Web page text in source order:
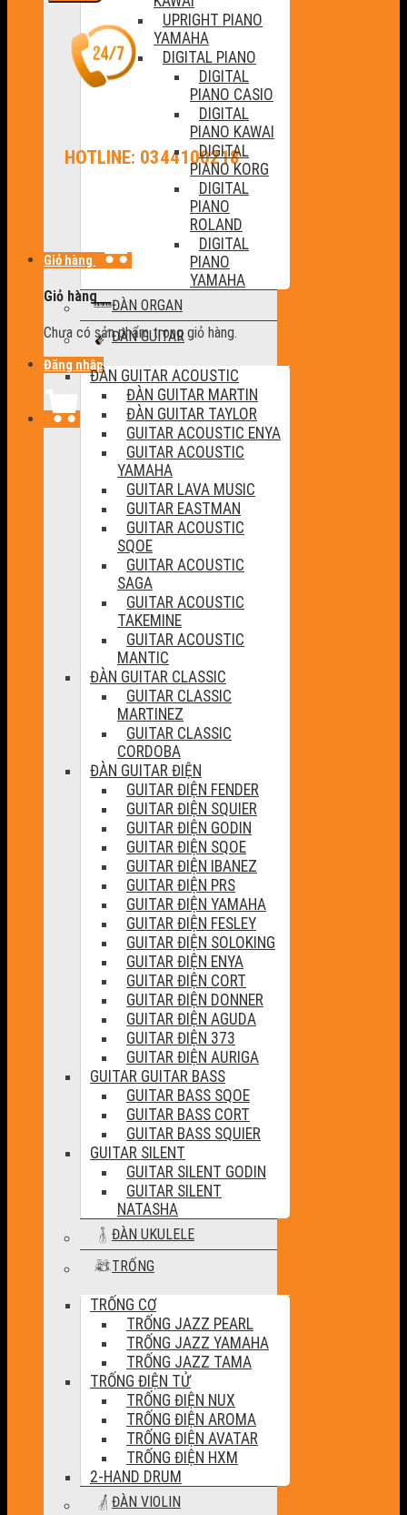
HOTLINE: 0344100218
Giỏ hàng
Giỏ hàng
Chưa có sản phẩm trong giỏ hàng.
Đăng nhập
UPRIGHT PIANO
YAMAHA
DIGITAL PIANO
DIGITAL
PIANO CASIO
DIGITAL
PIANO KAWAI
DIGITAL
PIANO KORG
DIGITAL
PIANO
ROLAND
DIGITAL
PIANO
YAMAHA
ĐÀN ORGAN
ĐÀN GUITAR
ĐÀN GUITAR ACOUSTIC
ĐÀN GUITAR MARTIN
ĐÀN GUITAR TAYLOR
GUITAR ACOUSTIC ENYA
GUITAR ACOUSTIC
YAMAHA
GUITAR LAVA MUSIC
GUITAR EASTMAN
GUITAR ACOUSTIC
SQOE
GUITAR ACOUSTIC
SAGA
GUITAR ACOUSTIC
TAKEMINE
GUITAR ACOUSTIC
MANTIC
ĐÀN GUITAR CLASSIC
GUITAR CLASSIC
MARTINEZ
GUITAR CLASSIC
CORDOBA
ĐÀN GUITAR ĐIỆN
GUITAR ĐIỆN FENDER
GUITAR ĐIỆN SQUIER
GUITAR ĐIỆN GODIN
GUITAR ĐIỆN SQOE
GUITAR ĐIỆN IBANEZ
GUITAR ĐIỆN PRS
GUITAR ĐIỆN YAMAHA
GUITAR ĐIỆN FESLEY
GUITAR ĐIỆN SOLOKING
GUITAR ĐIỆN ENYA
GUITAR ĐIỆN CORT
GUITAR ĐIỆN DONNER
GUITAR ĐIỆN AGUDA
GUITAR ĐIỆN 373
GUITAR ĐIỆN AURIGA
GUITAR GUITAR BASS
GUITAR BASS SQOE
GUITAR BASS CORT
GUITAR BASS SQUIER
GUITAR SILENT
GUITAR SILENT GODIN
GUITAR SILENT
NATASHA
ĐÀN UKULELE
TRỐNG
TRỐNG CƠ
TRỐNG JAZZ PEARL
TRỐNG JAZZ YAMAHA
TRỐNG JAZZ TAMA
TRỐNG ĐIỆN TỬ
TRỐNG ĐIỆN NUX
TRỐNG ĐIỆN AROMA
TRỐNG ĐIỆN AVATAR
TRỐNG ĐIỆN HXM
2-HAND DRUM
ĐÀN VIOLIN